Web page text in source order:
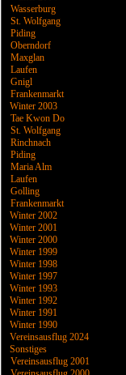
Wasserburg
St. Wolfgang
Piding
Oberndorf
Maxglan
Laufen
Gnigl
Frankenmarkt
Winter 2003
Tae Kwon Do
St. Wolfgang
Rinchnach
Piding
Maria Alm
Laufen
Golling
Frankenmarkt
Winter 2002
Winter 2001
Winter 2000
Winter 1999
Winter 1998
Winter 1997
Winter 1993
Winter 1992
Winter 1991
Winter 1990
Vereinsausflug 2024
Sonstiges
Vereinsausflug 2001